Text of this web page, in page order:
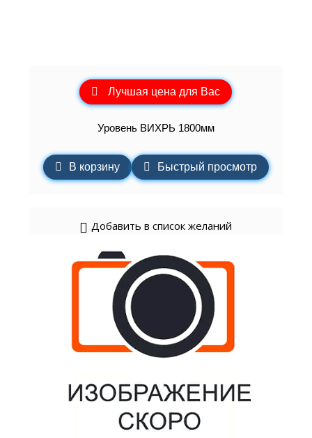
Лучшая цена для Вас
Уровень ВИХРЬ 1800мм
В корзину Быстрый просмотр
Добавить в список желаний